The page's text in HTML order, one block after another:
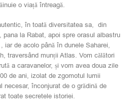
o viață întreagă.
în toată diversitatea sa, din
la Rabat, apoi spre orasul albastru
de acolo până în dunele Saharei,
traversând munții Atlas. Vom călători
a caravanelor, și vom avea doua zile
de ani, izolat de zgomotul lumii
necesar, înconjurat de o grădină de
toate secretele istoriei.